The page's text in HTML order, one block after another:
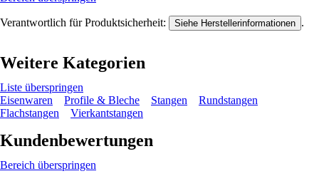
Verantwortlich für Produktsicherheit: Siehe Herstellerinformationen .
Weitere Kategorien
Liste überspringen
Eisenwaren
Profile & Bleche Stangen
Rundstangen
Flachstangen
Vierkantstangen
Kundenbewertungen
Bereich überspringen